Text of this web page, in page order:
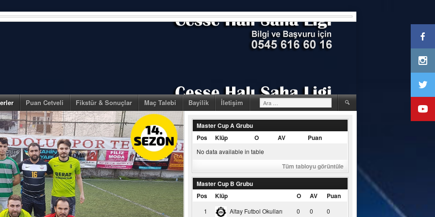
Puan Cetveli Fikstür & Sonuçlar Maç Talebi Bayilik İletişim Arama:
Master Cup A Grubu
Pos
Klüp O AV Puan
No data available in table
Tüm tabloyu görüntüle
Master Cup B Grubu
Pos
Klüp O AV Puan
1 Altay Futbol Okulları 0 0 0